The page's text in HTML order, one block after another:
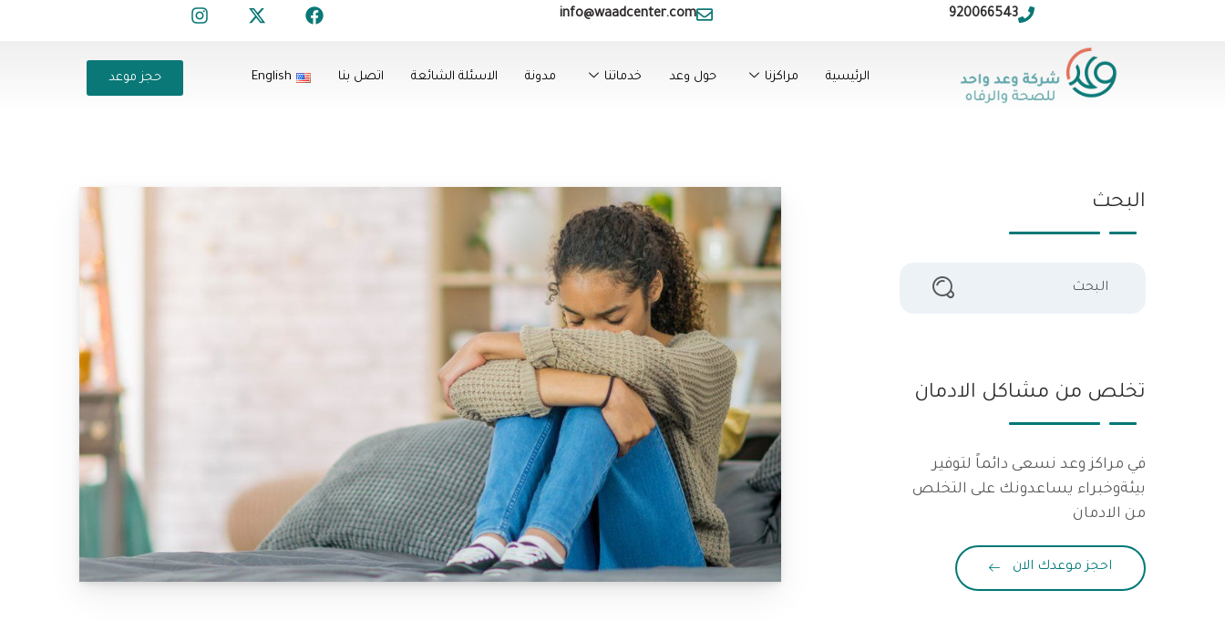
920066543
info@waadcenter.com
الرئيسية مراكزنا حول وعد خدماتنا مدونة الاسئلة الشائعة اتصل بنا English حجز موعد
البحث
تخلص من مشاكل الادمان
في مراكز وعد نسعى دائماً لتوفير
بيئةوخبراء يساعدونك على التخلص
من الادمان
احجز موعدك الان